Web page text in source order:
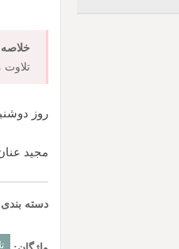
روز دوشنبه :
مجید
دسته